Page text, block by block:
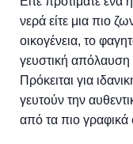
νερά είτε μια πιο
οικογένεια, το
γευστική απόλαυση
Πρόκειται για
γευτούν την
από τα πιο γραφικά